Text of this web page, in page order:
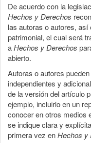
De acuerdo con la
Hechos y Derechos
las autoras o autores,
patrimonial, el cual será
aHechos y Derechos
abierto.
Autoras o autores
independientes y
de la versión del artículo
ejemplo, incluirlo en un
conocer en otros medios
se indique clara y
primera vez enHechos y